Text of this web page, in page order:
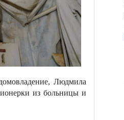
Людмила
из больницы и